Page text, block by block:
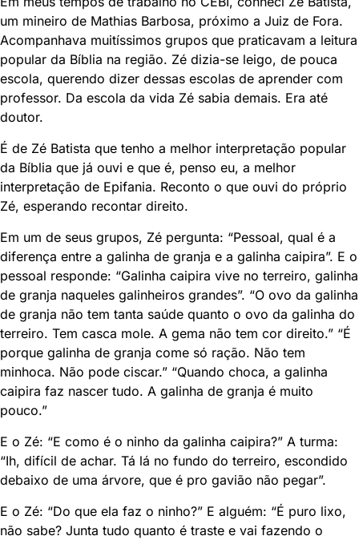
um mineiro de Mathias Barbosa, próximo a Juiz de Fora.
Acompanhava muitíssimos grupos que praticavam a leitura
popular da Bíblia na região. Zé dizia-se leigo, de pouca
escola, querendo dizer dessas escolas de aprender com
professor. Da escola da vida Zé sabia demais. Era até
doutor.
É de Zé Batista que tenho a melhor interpretação popular
da Bíblia que já ouvi e que é, penso eu, a melhor
interpretação de Epifania. Reconto o que ouvi do próprio
Zé, esperando recontar direito.
Em um de seus grupos, Zé pergunta: “Pessoal, qual é a
diferença entre a galinha de granja e a galinha caipira”. E o
pessoal responde: “Galinha caipira vive no terreiro, galinha
de granja naqueles galinheiros grandes”. “O ovo da galinha
de granja não tem tanta saúde quanto o ovo da galinha do
terreiro. Tem casca mole. A gema não tem cor direito.” “É
porque galinha de granja come só ração. Não tem
minhoca. Não pode ciscar.” “Quando choca, a galinha
caipira faz nascer tudo. A galinha de granja é muito
pouco.”
E o Zé: “E como é o ninho da galinha caipira?” A turma:
“Ih, difícil de achar. Tá lá no fundo do terreiro, escondido
debaixo de uma árvore, que é pro gavião não pegar”.
E o Zé: “Do que ela faz o ninho?” E alguém: “É puro lixo,
não sabe? Junta tudo quanto é traste e vai fazendo o